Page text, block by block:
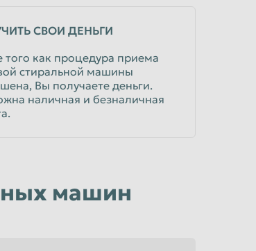
СВОИ ДЕНЬГИ
того как процедура приема
стиральной машины
Вы получаете деньги.
наличная и безналичная
машин